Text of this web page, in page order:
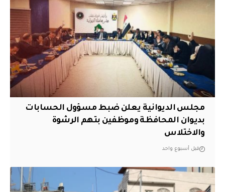
مجلس الديوانية يعلن ضبط مسؤول الحسابات
بديوان المحافظة وموظفين بتهم الرشوة
والاختلاس
قبل أسبوع واحد